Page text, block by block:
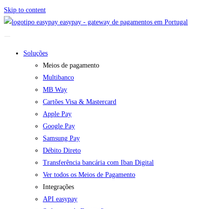
Skip to content
easypay - gateway de pagamentos em Portugal
Soluções
Meios de pagamento
Multibanco
MB Way
Cartões Visa & Mastercard
Apple Pay
Google Pay
Samsung Pay
Débito Direto
Transferência bancária com Iban Digital
Ver todos os Meios de Pagamento
Integrações
API easypay